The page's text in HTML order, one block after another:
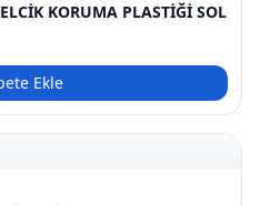
KORUMA PLASTİĞİ SOL
Ekle